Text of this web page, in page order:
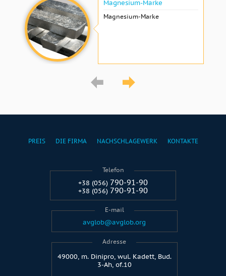
Magnesium-Marke
Magnesium-Marke
PREIS DIE FIRMA NACHSCHLAGEWERK KONTAKTE
Telefon
+38 (056) 790-91-90
+38 (056) 790-91-90
E-mail
avglob@avglob.org
Adresse
49000, m. Dinipro, wul. Kadett, Bud.
3-Ah, of.10